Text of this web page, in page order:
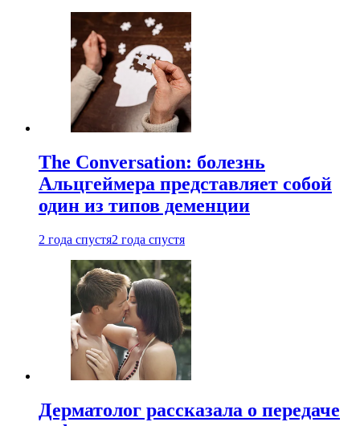
The Conversation: болезнь
Альцгеймера представляет собой
один из типов деменции
2 года спустя2 года спустя
Дерматолог рассказала о передаче